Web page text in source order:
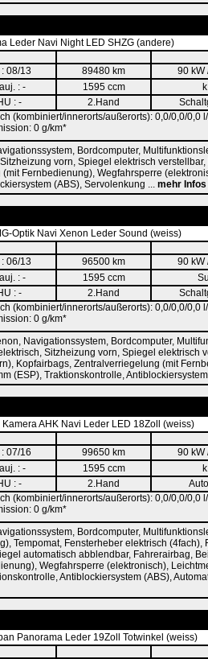
Leder Navi Night LED SHZG (andere)
: 08/13 89480 km 90 kW
: -
1595 ccm
: - 2.Hand
(kombiniert/innerorts/außerorts): 0,0/0,0/0,0
0 g/km*
Bordcomputer,
vorn, Spiegel elektrisch
Fernbedienung), Wegfahrsperre
(ABS), Servolenkung ... mehr Infos
Optik Navi Xenon Leder Sound (weiss)
: 06/13 96500 km 90 kW
: -
1595 ccm
: - 2.Hand
(kombiniert/innerorts/außerorts): 0,0/0,0/0,0
0 g/km*
Navigationssystem, Bordcomputer,
Sitzheizung vorn, Spiegel elektrisch
Kopfairbags, Zentralverriegelung (mit
(ESP), Traktionskontrolle,
Kamera AHK Navi Leder LED 18Zoll (weiss)
: 07/16 99650 km 90 kW
: -
1595 ccm
: - 2.Hand
(kombiniert/innerorts/außerorts): 0,0/0,0/0,0
0 g/km*
Bordcomputer,
Tempomat, Fensterheber elektrisch
automatisch abblendbar, Fahrerairbag,
Wegfahrsperre (elektronisch),
Antiblockiersystem (ABS),
Panorama Leder 19Zoll Totwinkel (weiss)